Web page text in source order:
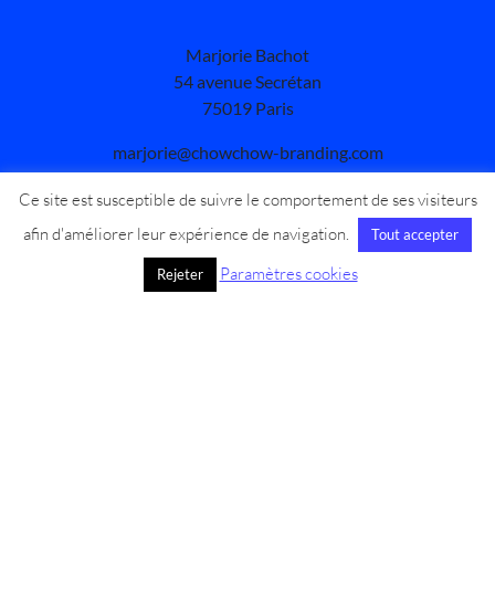
Marjorie Bachot
54 avenue Secrétan
75019 Paris
marjorie@chowchow-branding.com
E-mail *
Ce site est susceptible de suivre le comportement de ses visiteurs
afin d'améliorer leur expérience de navigation.
Tout accepter
Rejeter Paramètres cookies